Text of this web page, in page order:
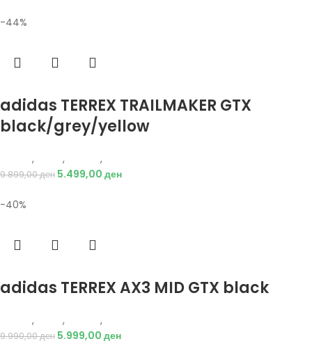
-44%
adidas TERREX TRAILMAKER GTX
black/grey/yellow
, , ,
9.899,00ден 5.499,00 ден
-40%
adidas TERREX AX3 MID GTX black
, , ,
9.990,00ден 5.999,00 ден